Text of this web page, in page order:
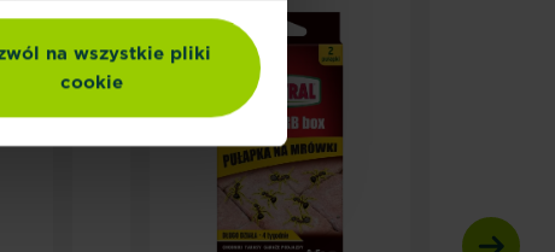
na wszystkie pliki
cookie